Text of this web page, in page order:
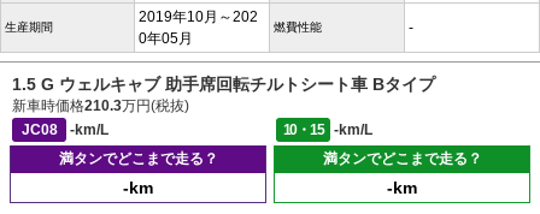
生産期間
2019年10月～202
0年05月
燃費性能 -
1.5 G ウェルキャブ 助手席回転チルトシート車 Bタイプ
新車時価格210.3万円(税抜)
JC08
-km/L 10・15
-km/L
満タンでどこまで走る？
-km
満タンでどこまで走る？
-km